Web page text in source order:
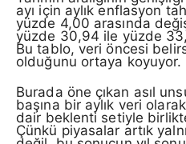
ayı için aylık enflasyon
yüzde 4,00 arasında
yüzde 30,94 ile yüzde
Bu tablo, veri öncesi
olduğunu ortaya koyuyor.
Burada öne çıkan asıl
başına bir aylık veri
dair beklenti setiyle
Çünkü piyasalar artık